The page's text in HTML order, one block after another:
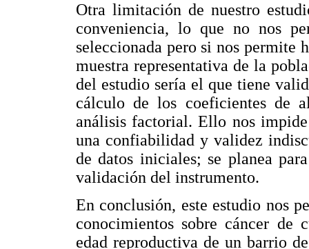
Otra limitación de nuestro
conveniencia, lo que no nos
seleccionada pero si nos permite
muestra representativa de la
del estudio sería el que tiene
cálculo de los coeficientes de
análisis factorial. Ello nos
una confiabilidad y validez
de datos iniciales; se planea
validación del instrumento.
En conclusión, este estudio nos
conocimientos sobre cáncer de
edad reproductiva de un barrio